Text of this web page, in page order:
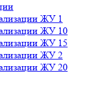
ЖУ 1
ЖУ 10
ЖУ 15
ЖУ 2
ЖУ 20